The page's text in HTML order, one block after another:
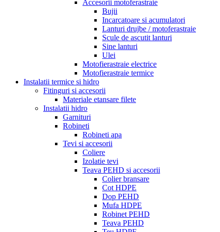
Accesorii motoferastraie
Bujii
Incarcatoare si acumulatori
Lanturi drujbe / motoferastraie
Scule de ascutit lanturi
Sine lanturi
Ulei
Motofierastraie electrice
Motofierastraie termice
Instalatii termice si hidro
Fitinguri si accesorii
Materiale etansare filete
Instalatii hidro
Garnituri
Robineti
Robineti apa
Tevi si accesorii
Coliere
Izolatie tevi
Teava PEHD si accesorii
Colier bransare
Cot HDPE
Dop PEHD
Mufa HDPE
Robinet PEHD
Teava PEHD